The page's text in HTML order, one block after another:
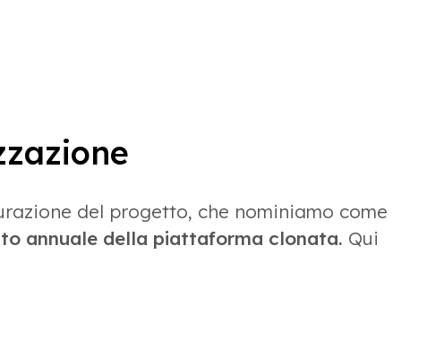
del progetto, che nominiamo come
annuale della piattaforma clonata. Qui